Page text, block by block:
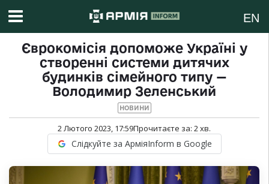
EN
Єврокомісія допоможе Україні у
створенні системи дитячих
будинків сімейного типу —
Володимир Зеленський
НОВИНИ
2 Лютого 2023, 17:59Прочитаєте за: 2хв.
Слідкуйте за АрміяInform в Google